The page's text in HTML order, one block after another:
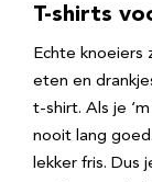
T-shirts
Echte knoeiers
eten en
t-shirt. Als je
nooit lang
lekker fris. Dus